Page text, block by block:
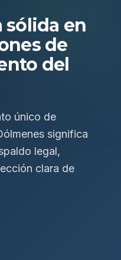
sólida en
de
del
único de
significa
legal,
clara de